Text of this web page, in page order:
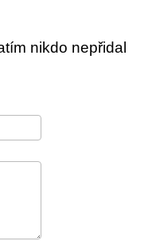
nikdo nepřidal